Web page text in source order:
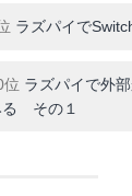
ラズパイで
位 ラズパイで外
る その１